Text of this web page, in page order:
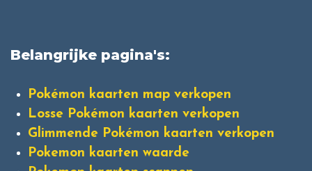
Belangrijke pagina's:
Pokémon kaarten map verkopen
Losse Pokémon kaarten verkopen
Glimmende Pokémon kaarten verkopen
Pokemon kaarten waarde